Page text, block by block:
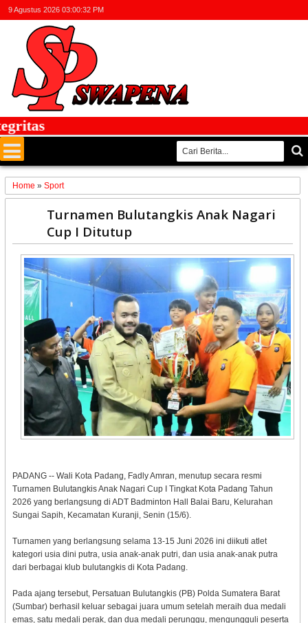
9 Agustus 2026 03:00:32 PM
Home » Sport
Turnamen Bulutangkis Anak Nagari
Cup I Ditutup
PADANG -- Wali Kota Padang, Fadly Amran, menutup secara resmi
Turnamen Bulutangkis Anak Nagari Cup I Tingkat Kota Padang Tahun
2026 yang berlangsung di ADT Badminton Hall Balai Baru, Kelurahan
Sungai Sapih, Kecamatan Kuranji, Senin (15/6).
Turnamen yang berlangsung selama 13-15 Juni 2026 ini diikuti atlet
kategori usia dini putra, usia anak-anak putri, dan usia anak-anak putra
dari berbagai klub bulutangkis di Kota Padang.
Pada ajang tersebut, Persatuan Bulutangkis (PB) Polda Sumatera Barat
(Sumbar) berhasil keluar sebagai juara umum setelah meraih dua medali
emas, satu medali perak, dan dua medali perunggu, mengungguli peserta